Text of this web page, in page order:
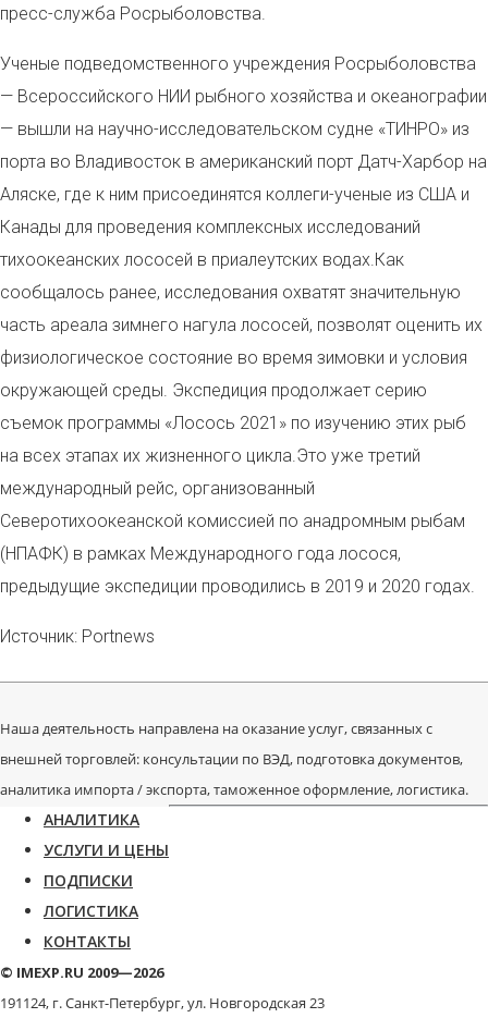
пресс-служба Росрыболовства.
Ученые подведомственного учреждения Росрыболовства
— Всероссийского НИИ рыбного хозяйства и океанографии
— вышли на научно-исследовательском судне «ТИНРО» из
порта во Владивосток в американский порт Датч-Харбор на
Аляске, где к ним присоединятся коллеги-ученые из США и
Канады для проведения комплексных исследований
тихоокеанских лососей в приалеутских водах.Как
сообщалось ранее, исследования охватят значительную
часть ареала зимнего нагула лососей, позволят оценить их
физиологическое состояние во время зимовки и условия
окружающей среды. Экспедиция продолжает серию
съемок программы «Лосось 2021» по изучению этих рыб
на всех этапах их жизненного цикла.Это уже третий
международный рейс, организованный
Северотихоокеанской комиссией по анадромным рыбам
(НПАФК) в рамках Международного года лосося,
предыдущие экспедиции проводились в 2019 и 2020 годах.
Источник: Portnews
Наша деятельность направлена на оказание услуг, связанных с
внешней торговлей: консультации по ВЭД, подготовка документов,
аналитика импорта / экспорта, таможенное оформление, логистика.
АНАЛИТИКА
УСЛУГИ И ЦЕНЫ
ПОДПИСКИ
ЛОГИСТИКА
КОНТАКТЫ
© IMEXP.RU 2009—2026
191124, г. Санкт-Петербург,ул. Новгородская 23